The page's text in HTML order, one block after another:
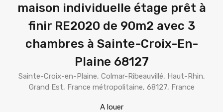
maison individuelle étage prêt à
finir RE2020 de 90m2 avec 3
chambres à Sainte-Croix-En-
Plaine 68127
Sainte-Croix-en-Plaine, Colmar-Ribeauvillé, Haut-Rhin,
Grand Est, France métropolitaine, 68127, France
A louer